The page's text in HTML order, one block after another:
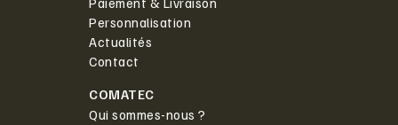
Personnalisation
Actualités
Contact
COMATEC
Qui sommes-nous ?